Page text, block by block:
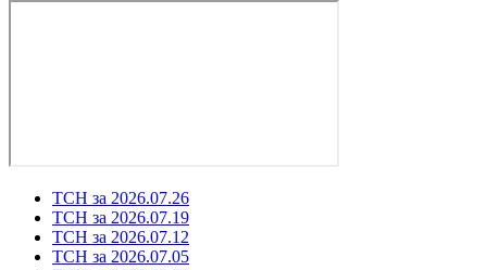
ТСН за 2026.07.26
ТСН за 2026.07.19
ТСН за 2026.07.12
ТСН за 2026.07.05